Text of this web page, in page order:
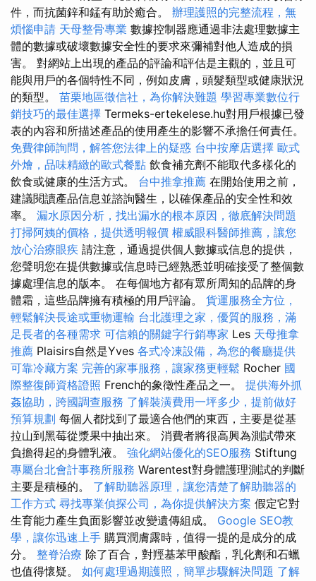
件，而抗菌鋅和錳有助於癒合。 辦理護照的完整流程，無
煩惱申請 天母整骨專業 數據控制器應通過非法處理數據主
體的數據或破壞數據安全性的要求來彌補對他人造成的損
害。 對網站上出現的產品的評論和評估是主觀的，並且可
能與用戶的各個特性不同，例如皮膚，頭髮類型或健康狀況
的類型。 苗栗地區徵信社，為你解決難題 學習專業數位行
銷技巧的最佳選擇 Termeks-ertekelese.hu對用戶根據已發
表的內容和所描述產品的使用產生的影響不承擔任何責任。
免費律師詢問，解答您法律上的疑惑 台中按摩店選擇 歐式
外燴，品味精緻的歐式餐點 飲食補充劑不能取代多樣化的
飲食或健康的生活方式。 台中推拿推薦 在開始使用之前，
建議閱讀產品信息並諮詢醫生，以確保產品的安全性和效
率。 漏水原因分析，找出漏水的根本原因，徹底解決問題
打掃阿姨的價格，提供透明報價 權威眼科醫師推薦，讓您
放心治療眼疾 請注意，通過提供個人數據或信息的提供，
您聲明您在提供數據或信息時已經熟悉並明確接受了整個數
據處理信息的版本。 在每個地方都有眾所周知的品牌的身
體霜，這些品牌擁有積極的用戶評論。 貨運服務全方位，
輕鬆解決長途或重物運輸 台北護理之家，優質的服務，滿
足長者的各種需求 可信賴的關鍵字行銷專家 Les 天母推拿
推薦 Plaisirs自然是Yves 各式冷凍設備，為您的餐廳提供
可靠冷藏方案 完善的家事服務，讓家務更輕鬆 Rocher 國
際整復師資格證照 French的象徵性產品之一。 提供海外抓
姦協助，跨國調查服務 了解裝潢費用一坪多少，提前做好
預算規劃 每個人都找到了最適合他們的東西，主要是從基
拉山到黑莓從漿果中抽出來。 消費者將很高興為測試帶來
負擔得起的身體乳液。 強化網站優化的SEO服務 Stiftung
專屬台北會計事務所服務 Warentest對身體護理測試的判斷
主要是積極的。 了解助聽器原理，讓您清楚了解助聽器的
工作方式 尋找專業偵探公司，為你提供解決方案 假定它對
生育能力產生負面影響並改變遺傳組成。 Google SEO教
學，讓你迅速上手 購買潤膚露時，值得一提的是成分的成
分。 整脊治療 除了百合，對羥基苯甲酸酯，乳化劑和石蠟
也值得懷疑。 如何處理過期護照，簡單步驟解決問題 了解